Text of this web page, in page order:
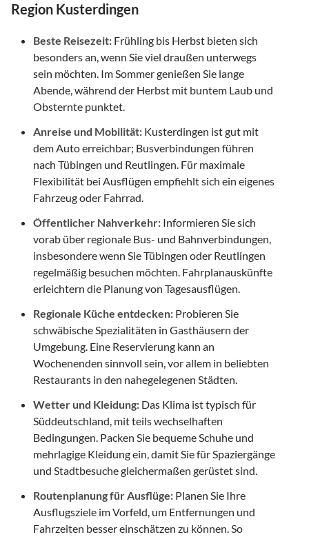
Region Kusterdingen
Beste Reisezeit: Frühling bis Herbst bieten sich
besonders an, wenn Sie viel draußen unterwegs
sein möchten. Im Sommer genießen Sie lange
Abende, während der Herbst mit buntem Laub und
Obsternte punktet.
Anreise und Mobilität: Kusterdingen ist gut mit
dem Auto erreichbar; Busverbindungen führen
nach Tübingen und Reutlingen. Für maximale
Flexibilität bei Ausflügen empfiehlt sich ein eigenes
Fahrzeug oder Fahrrad.
Öffentlicher Nahverkehr: Informieren Sie sich
vorab über regionale Bus- und Bahnverbindungen,
insbesondere wenn Sie Tübingen oder Reutlingen
regelmäßig besuchen möchten. Fahrplanauskünfte
erleichtern die Planung von Tagesausflügen.
Regionale Küche entdecken: Probieren Sie
schwäbische Spezialitäten in Gasthäusern der
Umgebung. Eine Reservierung kann an
Wochenenden sinnvoll sein, vor allem in beliebten
Restaurants in den nahegelegenen Städten.
Wetter und Kleidung: Das Klima ist typisch für
Süddeutschland, mit teils wechselhaften
Bedingungen. Packen Sie bequeme Schuhe und
mehrlagige Kleidung ein, damit Sie für Spaziergänge
und Stadtbesuche gleichermaßen gerüstet sind.
Routenplanung für Ausflüge: Planen Sie Ihre
Ausflugsziele im Vorfeld, um Entfernungen und
Fahrzeiten besser einschätzen zu können. So